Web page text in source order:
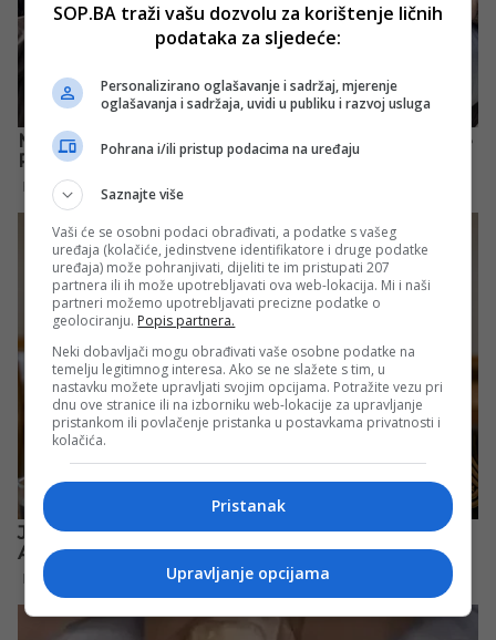
SOP.BA traži vašu dozvolu za korištenje ličnih
podataka za sljedeće:
Personalizirano oglašavanje i sadržaj, mjerenje
oglašavanja i sadržaja, uvidi u publiku i razvoj usluga
Pohrana i/ili pristup podacima na uređaju
Saznajte više
Vaši će se osobni podaci obrađivati, a podatke s vašeg
uređaja (kolačiće, jedinstvene identifikatore i druge podatke
uređaja) može pohranjivati, dijeliti te im pristupati 207
partnera ili ih može upotrebljavati ova web-lokacija. Mi i naši
partneri možemo upotrebljavati precizne podatke o
geolociranju. Popis partnera.
Neki dobavljači mogu obrađivati vaše osobne podatke na
temelju legitimnog interesa. Ako se ne slažete s tim, u
nastavku možete upravljati svojim opcijama. Potražite vezu pri
dnu ove stranice ili na izborniku web-lokacije za upravljanje
pristankom ili povlačenje pristanka u postavkama privatnosti i
kolačića.
Pristanak
Upravljanje opcijama